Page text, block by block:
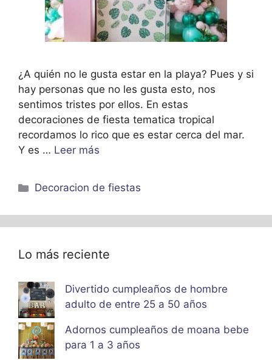
¿A quién no le gusta estar en la playa? Pues y si
hay personas que no les gusta esto, nos
sentimos tristes por ellos. En estas
decoraciones de fiesta tematica tropical
recordamos lo rico que es estar cerca del mar.
Y es … Leer más
Categorías
Decoracion de fiestas
Lo más reciente
Divertido cumpleaños de hombre
adulto de entre 25 a 50 años
Adornos cumpleaños de moana bebe
para 1 a 3 años